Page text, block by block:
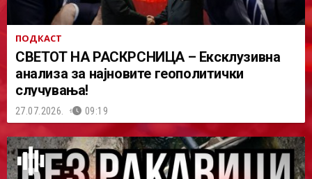
ПОДКАСТ
СВЕТОТ НА РАСКРСНИЦА – Ексклузивна
анализа за најновите геополитички
случувања!
27.07.2026. 09:19